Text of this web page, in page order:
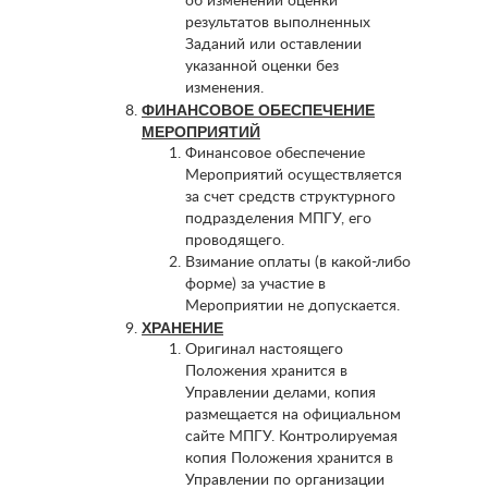
результатов выполненных
Заданий или оставлении
указанной оценки без
изменения.
ФИНАНСОВОЕ ОБЕСПЕЧЕНИЕ
МЕРОПРИЯТИЙ
Финансовое обеспечение
Мероприятий осуществляется
за счет средств структурного
подразделения МПГУ, его
проводящего.
Взимание оплаты (в какой-либо
форме) за участие в
Мероприятии не допускается.
ХРАНЕНИЕ
Оригинал настоящего
Положения хранится в
Управлении делами, копия
размещается на официальном
сайте МПГУ. Контролируемая
копия Положения хранится в
Управлении по организации